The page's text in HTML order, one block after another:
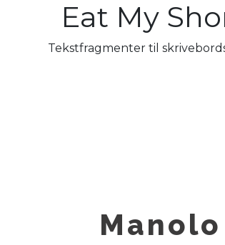
Eat My
Tekstfragmenter til
Manolo